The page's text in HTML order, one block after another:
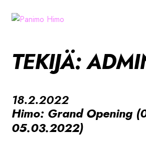
Siirry
Siirry
UUTISET
YHTEYSTIEDOT
TEKIJÄ:
18.2.2022
Himo: Grand Opening
05.03.2022)